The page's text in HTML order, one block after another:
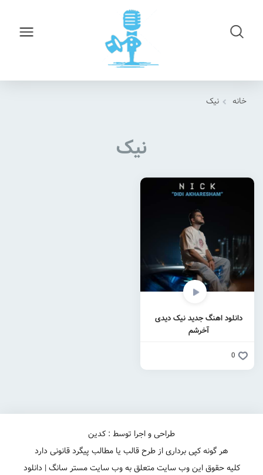
خانه نیک
نیک
دانلود اهنگ جدید نیک دیدی
آخرشم
0
طراحی و اجرا توسط : کدین
هر گونه کپی برداری از طرح قالب یا مطالب پیگرد قانونی دارد
کلیه حقوق این وب سایت متعلق به وب سایت مستر سانگ | دانلود